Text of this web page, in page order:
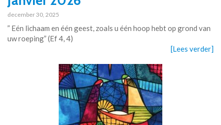
december 30, 2025
” Eén lichaam en één geest, zoals u één hoop hebt op grond van
uw roeping” (Ef 4, 4)
[Lees verder]